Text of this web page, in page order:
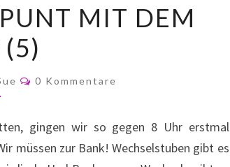
MIT DEM
0 Kommentare
gingen wir so gegen 8 Uhr erstmal
müssen zur Bank! Wechselstuben gibt es